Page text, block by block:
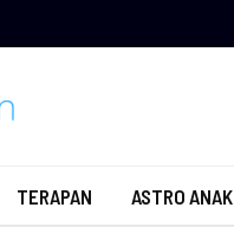
TERAPAN ASTRO ANAK